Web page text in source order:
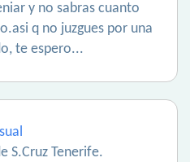
y no sabras cuanto
q no juzgues por una
te espero...
S.Cruz Tenerife.